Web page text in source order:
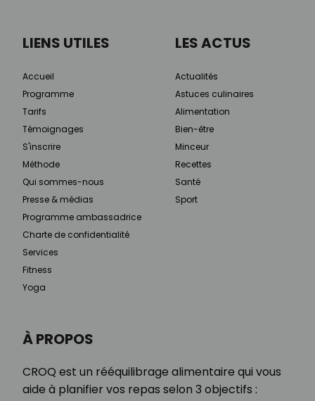
À PROPOS
CROQ est un rééquilibrage alimentaire qui vous
aide à planifier vos repas selon 3 objectifs :
LIENS UTILES
Accueil
Programme
Tarifs
Témoignages
S'inscrire
Méthode
Qui sommes-nous
Presse & médias
Programme ambassadrice
Charte de confidentialité
Services
Fitness
Yoga
LES ACTUS
Actualités
Astuces culinaires
Alimentation
Bien-être
Minceur
Recettes
Santé
Sport